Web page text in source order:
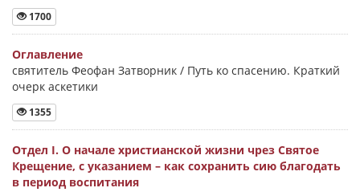
1700
Оглавление
святитель Феофан Затворник / Путь ко спасению. Краткий
очерк аскетики
1355
Отдел I. О начале христианской жизни чрез Святое
Крещение, с указанием – как сохранить сию благодать
в период воспитания